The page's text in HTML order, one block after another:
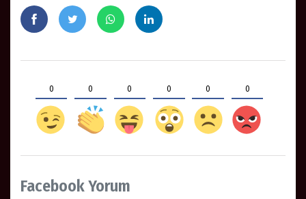
0 0 0 0 0 0
Facebook Yorum